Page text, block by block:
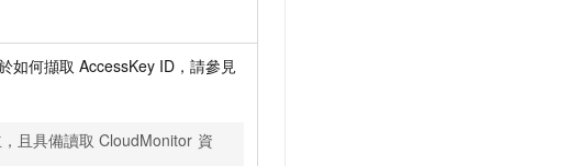
如何擷取 AccessKey ID，請參見
且具備讀取 CloudMonitor 資